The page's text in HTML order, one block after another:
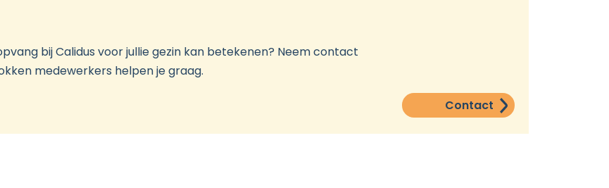
bij Calidus voor jullie gezin kan betekenen? Neem contact
medewerkers helpen je graag.
Contact